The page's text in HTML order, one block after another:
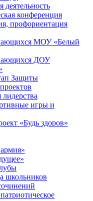
деятельность
конференция
профориентация
МОУ «Белый
ДОУ
Защиты
лидерства
игры и
«Будь здоров»
школьников